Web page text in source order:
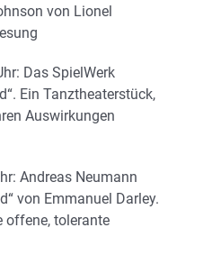
von Lionel
Das SpielWerk
Ein Tanztheaterstück,
Auswirkungen
Andreas Neumann
von Emmanuel Darley.
offene, tolerante